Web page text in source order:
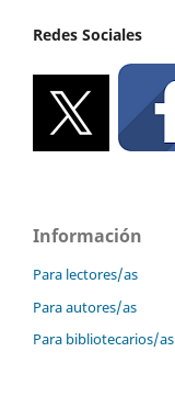
Redes Sociales
Información
Para lectores/as
Para autores/as
Para bibliotecarios/as